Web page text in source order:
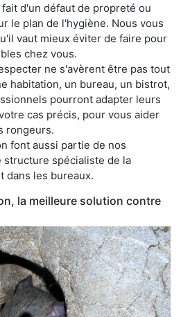
d'un défaut de propreté ou
le plan de l'hygiène. Nous vous
vaut mieux éviter de faire pour
chez vous.
ne s'avèrent être pas tout
habitation, un bureau, un bistrot,
pourront adapter leurs
cas précis, pour vous aider
rongeurs.
font aussi partie de nos
spécialiste de la
dans les bureaux.
la meilleure solution contre